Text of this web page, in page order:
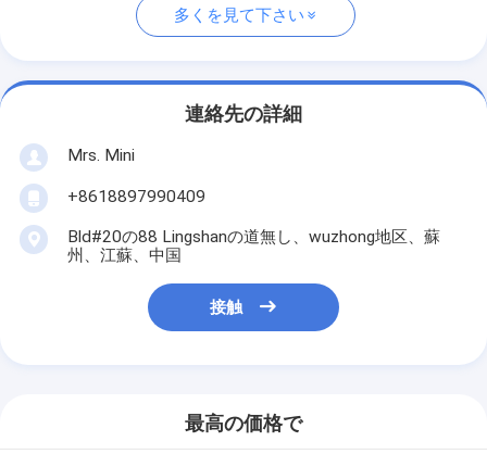
多くを見て下さい
連絡先の詳細
Mrs. Mini
+8618897990409
Bld#20の88 Lingshanの道無し、wuzhong地区、蘇
州、江蘇、中国
接触
最高の価格で